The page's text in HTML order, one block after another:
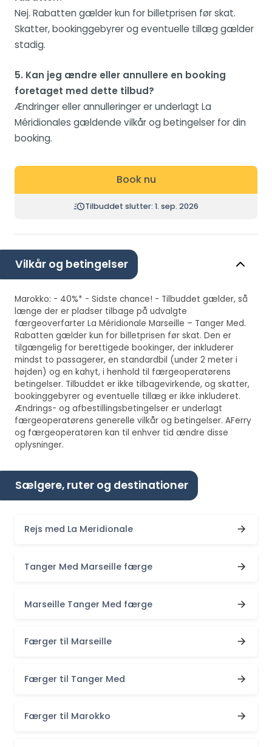
Nej. Rabatten gælder kun for billetprisen før skat.
Skatter, bookinggebyrer og eventuelle tillæg gælder
stadig.
5. Kan jeg ændre eller annullere en booking
foretaget med dette tilbud?
Ændringer eller annulleringer er underlagt La
Méridionales gældende vilkår og betingelser for din
booking.
Book nu
Tilbuddet slutter: 1. sep. 2026
Vilkår og betingelser
Marokko: - 40%* - Sidste chance! - Tilbuddet gælder, så
længe der er pladser tilbage på udvalgte
færgeoverfarter La Méridionale Marseille – Tanger Med.
Rabatten gælder kun for billetprisen før skat. Den er
tilgængelig for berettigede bookinger, der inkluderer
mindst to passagerer, en standardbil (under 2 meter i
højden) og en kahyt, i henhold til færgeoperatørens
betingelser. Tilbuddet er ikke tilbagevirkende, og skatter,
bookinggebyrer og eventuelle tillæg er ikke inkluderet.
Ændrings- og afbestillingsbetingelser er underlagt
færgeoperatørens generelle vilkår og betingelser. AFerry
og færgeoperatøren kan til enhver tid ændre disse
oplysninger.
Sælgere, ruter og destinationer
Rejs med La Meridionale
Tanger Med Marseille færge
Marseille Tanger Med færge
Færger til Marseille
Færger til Tanger Med
Færger til Marokko